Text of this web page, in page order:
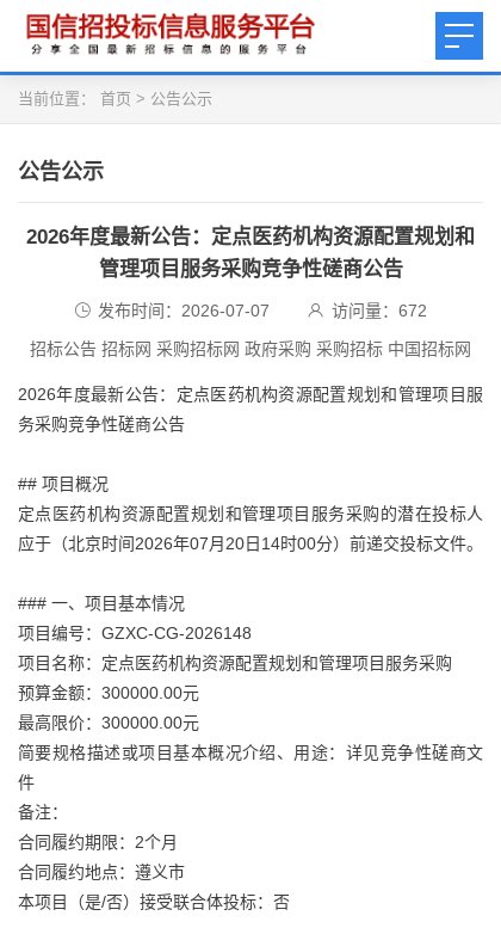
当前位置： 首页 > 公告公示
公告公示
2026年度最新公告：定点医药机构资源配置规划和
管理项目服务采购竞争性磋商公告
发布时间：2026-07-07 访问量： 672
招标公告 招标网 采购招标网 政府采购 采购招标 中国招标网
2026年度最新公告：定点医药机构资源配置规划和管理项目服
务采购竞争性磋商公告
## 项目概况
定点医药机构资源配置规划和管理项目服务采购的潜在投标人
应于（北京时间2026年07月20日14时00分）前递交投标文件。
### 一、项目基本情况
项目编号：GZXC-CG-2026148
项目名称：定点医药机构资源配置规划和管理项目服务采购
预算金额：300000.00元
最高限价：300000.00元
简要规格描述或项目基本概况介绍、用途：详见竞争性磋商文
件
备注：
合同履约期限：2个月
合同履约地点：遵义市
本项目（是/否）接受联合体投标：否